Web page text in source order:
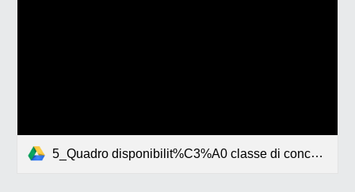
5_Quadro disponibilit%C3%A0 classe di concorso AE23 Lingua italiana per discenti di lingua stra2024-2025.pdf